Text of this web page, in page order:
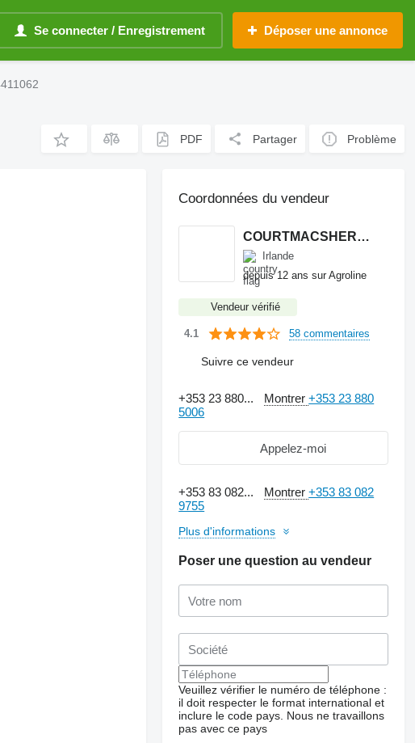
Se connecter / Enregistrement Déposer une annonce
PDF Partager Problème
Coordonnées du vendeur
COURTMACSHERRY MACHINERY LTD
Irlande
depuis 12 ans sur Agroline
Vendeur vérifié
4.1 58 commentaires
Suivre ce vendeur
+353 23 880... Montrer+353 23 880
5006
Appelez-moi
+353 83 082... Montrer+353 83 082
9755
Plus d'informations
Poser une question au vendeur
Veuillez vérifier le numéro de téléphone :
il doit respecter le format international et
inclure le code pays. Nous ne travaillons
pas avec ce pays